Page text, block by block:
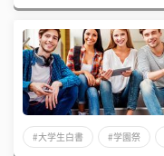
#大学生白書 #学園祭